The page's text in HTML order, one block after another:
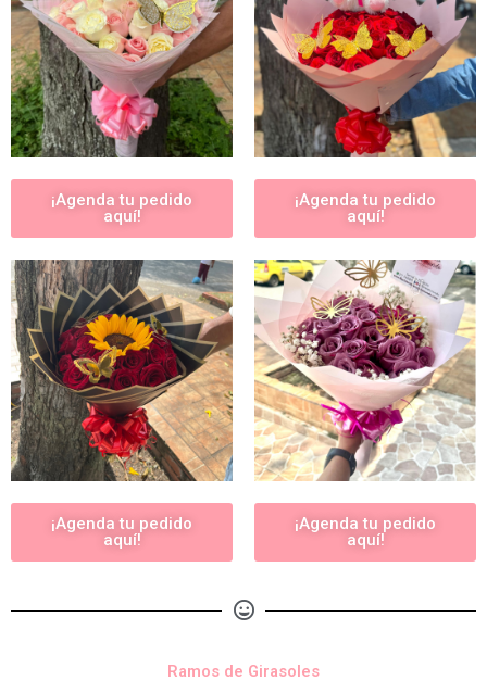
¡Agenda tu pedido
aquí!
¡Agenda tu pedido
aquí!
¡Agenda tu pedido
aquí!
¡Agenda tu pedido
aquí!
Ramos de Girasoles